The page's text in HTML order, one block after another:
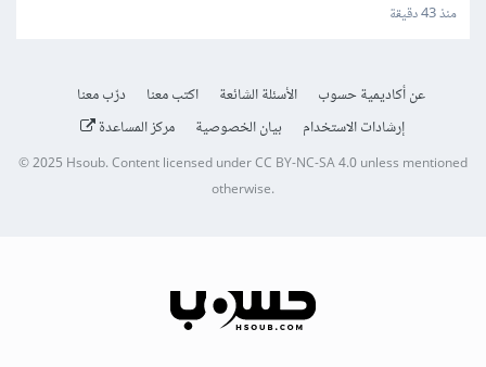
المناهج وإنتاج الوسائط
منذ 43 دقيقة
عن أكاديمية حسوب الأسئلة الشائعة اكتب معنا
درّب معنا
إرشادات الاستخدام
بيان الخصوصية مركز المساعدة
© 2025 Hsoub.Content licensed underCC BY-NC-SA 4.0unless mentioned
otherwise.